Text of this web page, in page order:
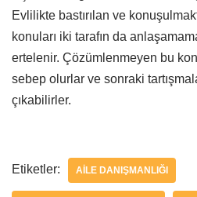
Evlilikte bastırılan ve
konuları iki tarafın da
ertelenir. Çözümlenmeyen bu
sebep olurlar ve sonraki
çıkabilirler.
Etiketler: AILE DANIŞMANLIĞI